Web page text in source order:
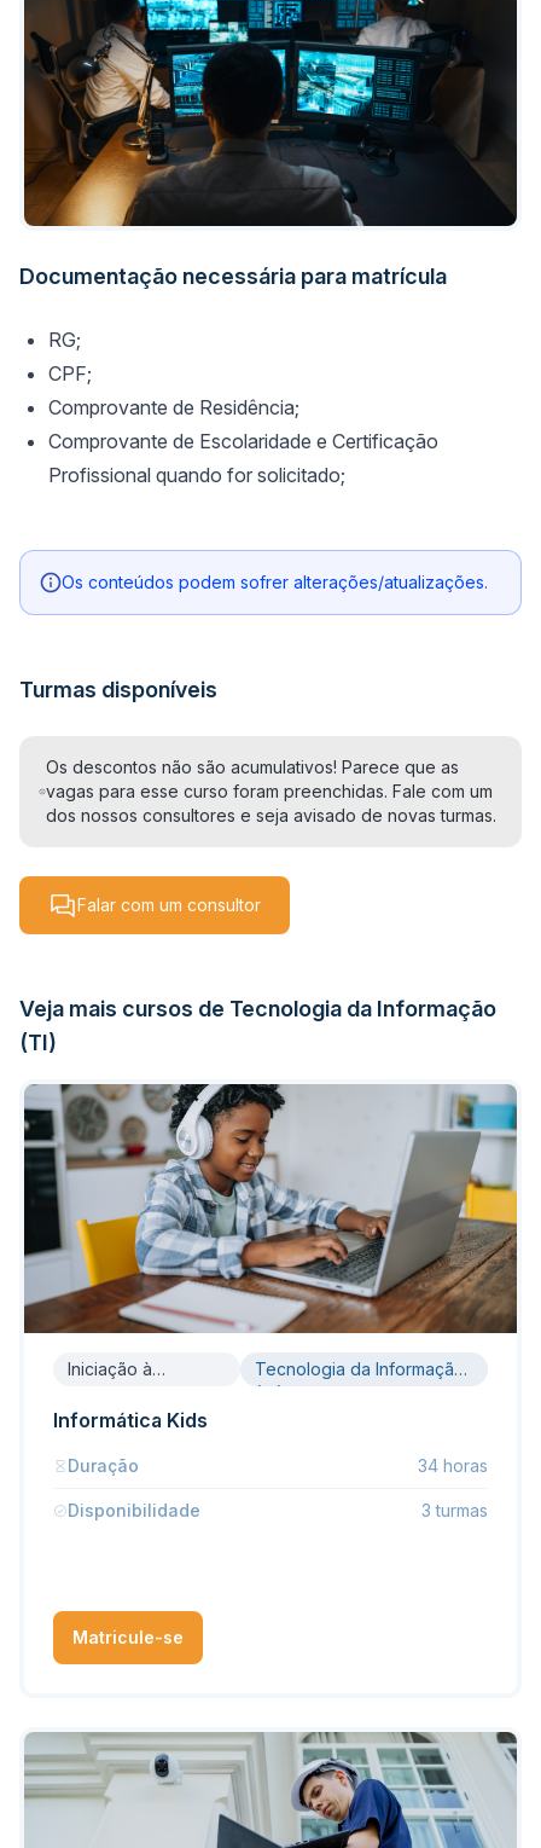
Documentação necessária para matrícula
RG;
CPF;
Comprovante de Residência;
Comprovante de Escolaridade e Certificação
Profissional quando for solicitado;
Os conteúdos podem sofrer alterações/atualizações.
Turmas disponíveis
Os descontos não são acumulativos! Parece que as
vagas para esse curso foram preenchidas. Fale com um
dos nossos consultores e seja avisado de novas turmas.
Falar com um consultor
Veja mais cursos de Tecnologia da Informação
(TI)
Iniciação à
Tecnologia da Informação
(TI)
Informática Kids
Duração 34 horas
Disponibilidade 3 turmas
Matricule-se